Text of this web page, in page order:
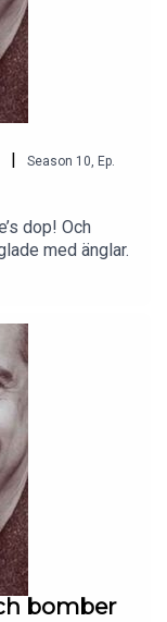
Season 10, Ep.
dop! Och
med änglar.
bomber